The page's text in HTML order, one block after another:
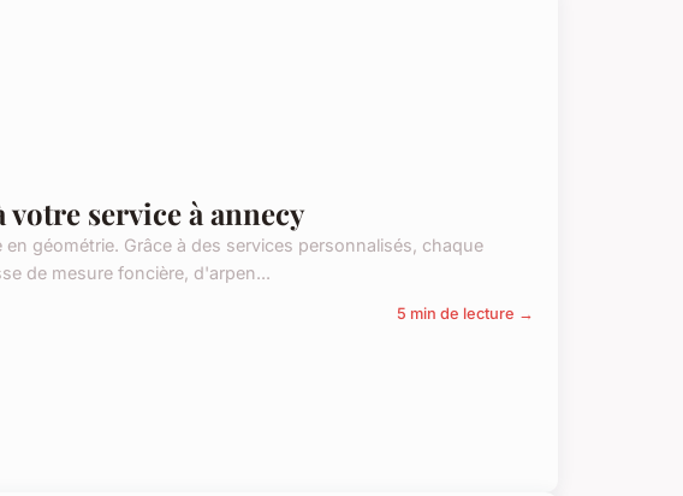
service à annecy
géométrie. Grâce à des services personnalisés, chaque
de mesure foncière, d'arpen...
5 min de lecture →